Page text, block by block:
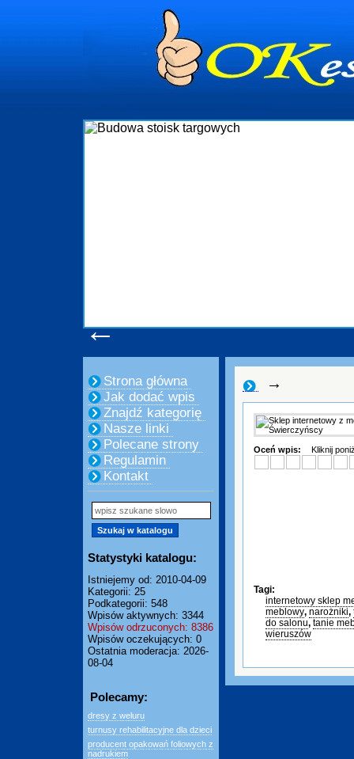
←
Strona główna
Jak dodać wpis
Znajdź kategorię
Nasze linki
Polecane strony
Regulamin
Kontakt
Statystyki katalogu:
Istniejemy od: 2010-04-09
Kategorii: 25
Podkategorii: 548
Wpisów aktywnych: 3344
Wpisów odrzuconych: 8386
Wpisów oczekujących: 0
Ostatnia moderacja: 2026-
08-04
Polecamy:
dresy z weluru
turnusy rehabilitacyjne dla dzieci
producent opakowań foliowych z
nadrukiem
→
Oceń wpis: Kliknij
Tagi:
internetowy sklep
meblowy, narożniki,
do salonu, tanie
wieruszów